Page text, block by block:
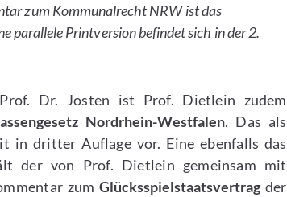
zum Kommunalrecht NRW ist das
parallele Printversion befindet sich in der 2.
Dr. Josten ist Prof. Dietlein zudem
Nordrhein-Westfalen. Das als
in dritter Auflage vor. Eine ebenfalls das
der von Prof. Dietlein gemeinsam mit
zum Glücksspielstaatsvertrag der